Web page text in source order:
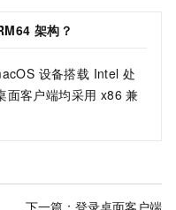
架构？
设备搭载 Intel 处
面客户端均采用 x86 兼